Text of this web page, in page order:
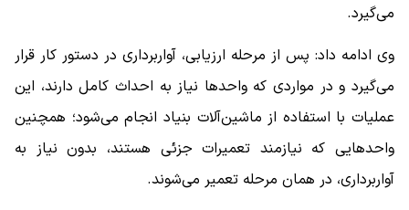
می‌گیرد.
وی ادامه داد: پس از مرحله ارزیابی، آواربرداری در دستور کار قرار
می‌گیرد و در مواردی که واحدها نیاز به احداث کامل دارند، این
عملیات با استفاده از ماشین‌آلات بنیاد انجام می‌شود؛ همچنین
واحدهایی که نیازمند تعمیرات جزئی هستند، بدون نیاز به
آواربرداری، در همان مرحله تعمیر می‌شوند.